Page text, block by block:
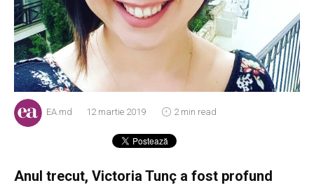
EA.md 12 martie 2019 2 min read
Anul trecut, Victoria Tunç a fost profund